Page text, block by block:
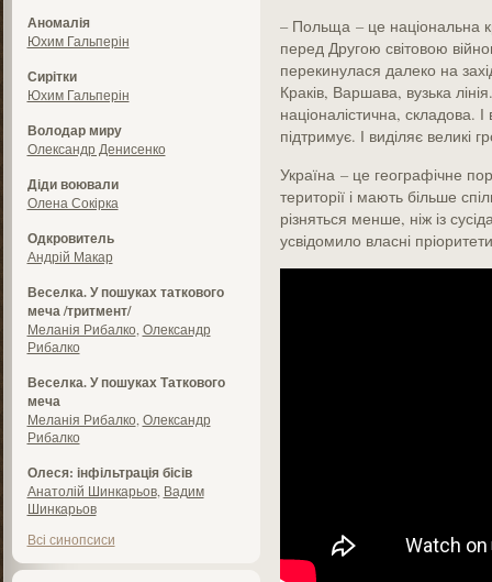
Аномалія
Юхим Гальперін
Сирітки
Юхим Гальперін
Володар миру
Олександр Денисенко
Діди воювали
Олена Сокірка
Одкровитель
Андрій Макар
Веселка. У пошуках таткового
меча /тритмент/
Меланія Рибалко Олександр
Рибалко
Веселка. У пошуках Таткового
меча
Меланія Рибалко Олександр
Рибалко
Олеся: інфільтрація бісів
Анатолій Шинкарьов, Вадим
Шинкарьов
Всі синопсиси
– Польща – це національна
перед Другою світовою
перекинулася далеко на
Краків, Варшава, вузька
націоналістична, складова.
підтримує. І виділяє великі
Україна – це географічне
території і мають більше
різняться менше, ніж із
усвідомило власні